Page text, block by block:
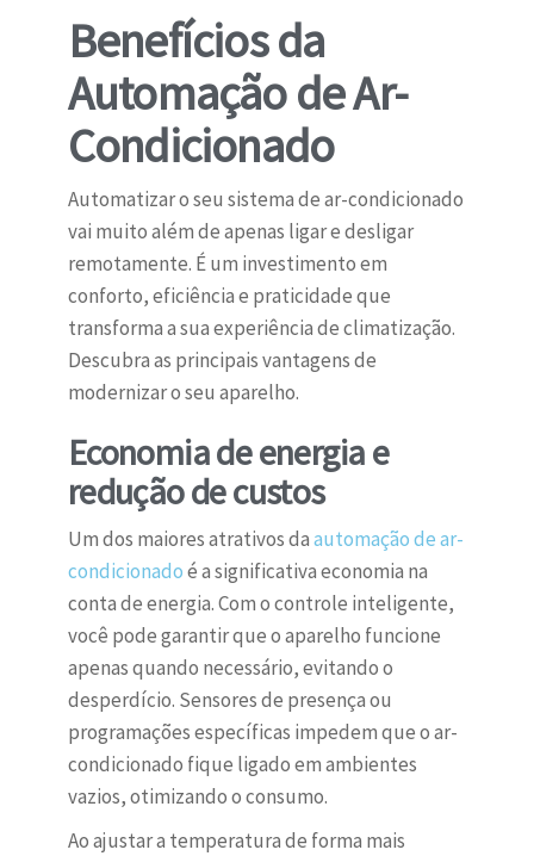
Benefícios da
Automação de Ar-
Condicionado
Automatizar o seu sistema de ar-condicionado
vai muito além de apenas ligar e desligar
remotamente. É um investimento em
conforto, eficiência e praticidade que
transforma a sua experiência de climatização.
Descubra as principais vantagens de
modernizar o seu aparelho.
Economia de energia e
redução de custos
Um dos maiores atrativos daautomação de ar-
condicionadoé a significativa economia na
conta de energia. Com o controle inteligente,
você pode garantir que o aparelho funcione
apenas quando necessário, evitando o
desperdício. Sensores de presença ou
programações específicas impedem que o ar-
condicionado fique ligado em ambientes
vazios, otimizando o consumo.
Ao ajustar a temperatura de forma mais